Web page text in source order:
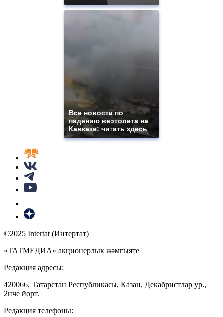
Все новости по
падению вертолета на
Кавказе: читать здесь
©2025 Intertat (Интертат)
«ТАТМЕДИА» акционерлык җәмгыяте
Редакция адресы:
420066, Татарстан Республикасы, Казан, Декабристлар ур.,
2нче йорт.
Редакция телефоны: